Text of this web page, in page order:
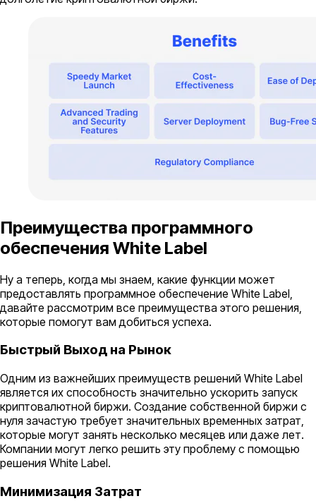
Преимущества программного
обеспечения White Label
Ну а теперь, когда мы знаем, какие функции может
предоставлять программное обеспечение White Label,
давайте рассмотрим все преимущества этого решения,
которые помогут вам добиться успеха.
Быстрый Выход на Рынок
Одним из важнейших преимуществ решений White Label
является их способность значительно ускорить запуск
криптовалютной биржи. Создание собственной биржи с
нуля зачастую требует значительных временных затрат,
которые могут занять несколько месяцев или даже лет.
Компании могут легко решить эту проблему с помощью
решения White Label.
Минимизация Затрат